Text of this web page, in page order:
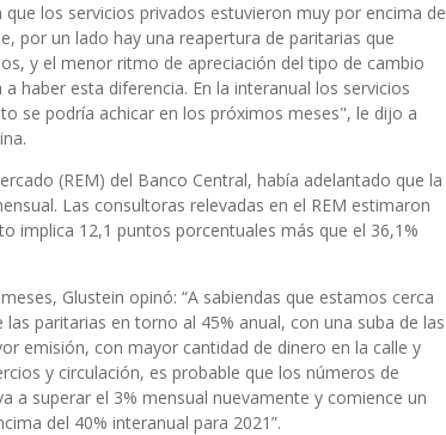
los servicios privados estuvieron muy por encima de
por un lado hay una reapertura de paritarias que
y el menor ritmo de apreciación del tipo de cambio
haber esta diferencia. En la interanual los servicios
se podría achicar en los próximos meses", le dijo a
(REM) del Banco Central, había adelantado que la
Las consultoras relevadas en el REM estimaron
implica 12,1 puntos porcentuales más que el 36,1%
Glustein opinó: “A sabiendas que estamos cerca
paritarias en torno al 45% anual, con una suba de las
emisión, con mayor cantidad de dinero en la calle y
y circulación, es probable que los números de
a superar el 3% mensual nuevamente y comience un
del 40% interanual para 2021”.